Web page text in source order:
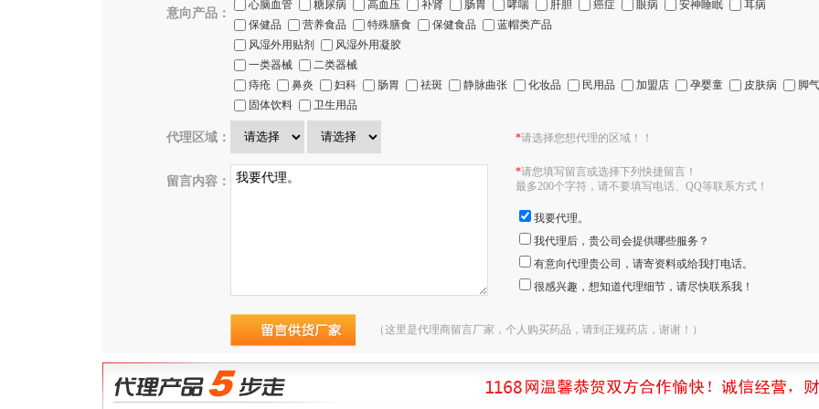
意向产品：
心脑血管 糖尿病 高血压 补肾 肠胃 哮喘 肝胆 癌症 眼病 安神睡眠
耳病
保健品
营养食品 特殊膳食 保健食品
蓝帽类产品
风湿外用贴剂
风湿外用凝胶
一类器械
二类器械
痔疮
鼻炎 妇科 肠胃 祛斑 静脉曲张 化妆品 民用品 加盟店 孕婴童 皮肤病
脚气
固体饮料
卫生用品
代理区域： *请选择您想代理的区域！！
留言内容：
*请您填写留言或选择下列快捷留言！
最多200个字符，请不要填写电话、QQ等联系方式！
我要代理。
我代理后，贵公司会提供哪些服务？
有意向代理贵公司，请寄资料或给我打电话。
很感兴趣，想知道代理细节，请尽快联系我！
（这里是代理商留言厂家，个人购买药品，请到正规药店，谢谢！）